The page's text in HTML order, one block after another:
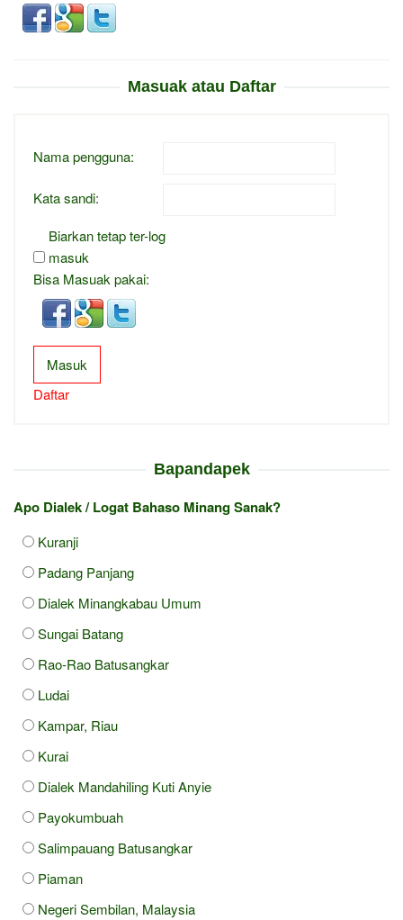
Masuak atau Daftar
Nama pengguna:
Kata sandi:
Biarkan tetap ter-log
masuk
Bisa Masuak pakai:
Masuk
Daftar
Bapandapek
Apo Dialek / Logat Bahaso Minang Sanak?
Kuranji
Padang Panjang
Dialek Minangkabau Umum
Sungai Batang
Rao-Rao Batusangkar
Ludai
Kampar, Riau
Kurai
Dialek Mandahiling Kuti Anyie
Payokumbuah
Salimpauang Batusangkar
Piaman
Negeri Sembilan, Malaysia